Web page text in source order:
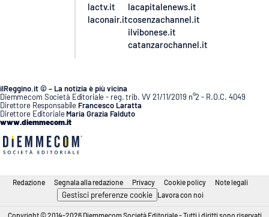
lactv.it
laconair.it
lacapitalenews.it
cosenzachannel.it
ilvibonese.it
catanzarochannel.it
ilReggino.it © – La notizia è più vicina
Diemmecom Società Editoriale - reg. trib. VV 21/11/2019 n°2 - R.O.C. 4049
Direttore Responsabile Francesco Laratta
Direttore Editoriale Maria Grazia Falduto
www.diemmecom.it
Redazione Segnala alla redazione Privacy Cookie policy Note legali
Gestisci preferenze cookie Lavora con noi
Copyright © 2014-2026 Diemmecom Società Editoriale - Tutti i diritti sono riservati